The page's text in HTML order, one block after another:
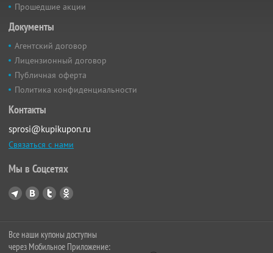
Прошедшие акции
Документы
Агентский договор
Лицензионный договор
Публичная оферта
Политика конфиденциальности
Контакты
sprosi@kupikupon.ru
Связаться с нами
Мы в Соцсетях
Все наши купоны доступны
через Мобильное Приложение: